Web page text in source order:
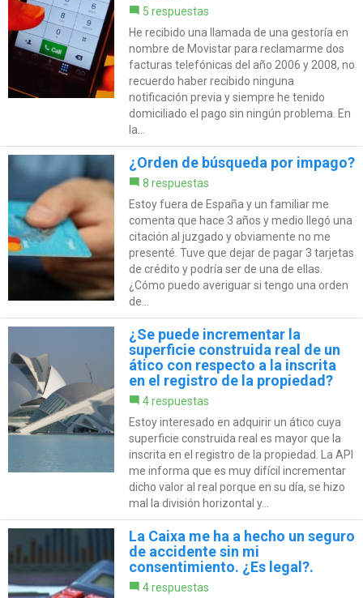
5 respuestas
He recibido una llamada de una gestoría en
nombre de Movistar para reclamarme dos
facturas telefónicas del año 2006 y 2008, no
recuerdo haber recibido ninguna
notificación previa y siempre he tenido
domiciliado el pago sin ningún problema. En
la...
¿Orden de búsqueda por impago?
8 respuestas
Estoy fuera de España y un familiar me
comenta que hace 3 años y medio llegó una
citación al juzgado y obviamente no me
presenté. Tuve que dejar de pagar 3 tarjetas
de crédito y podría ser de una de ellas.
¿Cómo puedo averiguar si tengo una orden
de...
¿Se puede incrementar la
superficie construida real de un
ático con respecto a la inscrita
en el registro de la propiedad?
4 respuestas
Estoy interesado en adquirir un ático cuya
superficie construida real es mayor que la
inscrita en el registro de la propiedad. La API
me informa que es muy difícil incrementar
dicho valor al real porque en su día, se hizo
mal la división horizontal y...
La Caixa me ha a hecho un seguro
de accidente sin mi
consentimiento. ¿Es legal?.
4 respuestas